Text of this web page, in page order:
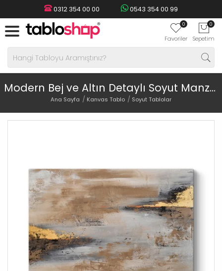
0312 354 00 00 0543 354 00 99
0
Favoriler
0
Sepetim
Modern Bej ve Altın Detaylı Soyut Manzara Tablosu
Ana Sayfa Kanvas Tablo Soyut Tablolar